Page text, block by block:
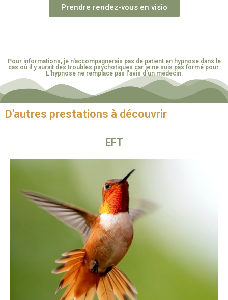
Prendre rendez-vous en visio
Pour informations, je n'accompagnerais pas de patient en hypnose dans le
cas où il y aurait des troubles psychotiques car je ne suis pas formé pour.
L'hypnose ne remplace pas l'avis d'un médecin.
D'autres prestations à découvrir
EFT